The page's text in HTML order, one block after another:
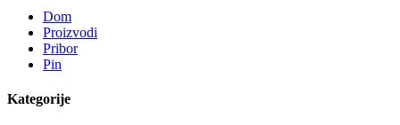
Dom
Proizvodi
Pribor
Pin
Kategorije